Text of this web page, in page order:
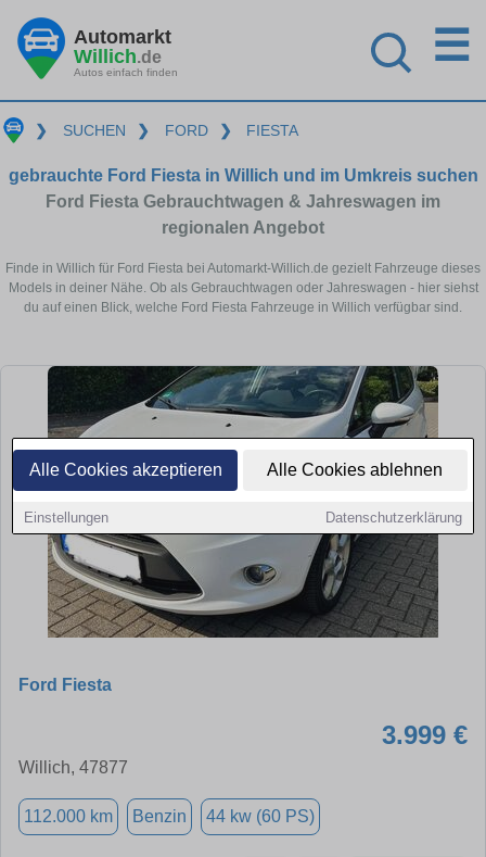
Alle Cookies akzeptieren Alle Cookies ablehnen
Einstellungen Datenschutzerklärung
Automarkt
Willich.de
Autos einfach finden
☰
❯ SUCHEN ❯ FORD ❯ FIESTA
gebrauchte Ford Fiesta in Willich und im Umkreis suchen
Ford Fiesta Gebrauchtwagen & Jahreswagen im
regionalen Angebot
Finde in Willich für Ford Fiesta bei Automarkt-Willich.de gezielt Fahrzeuge dieses
Models in deiner Nähe. Ob als Gebrauchtwagen oder Jahreswagen - hier siehst
du auf einen Blick, welche Ford Fiesta Fahrzeuge in Willich verfügbar sind.
Ford Fiesta
3.999 €
Willich, 47877
112.000 km Benzin 44 kw (60 PS)